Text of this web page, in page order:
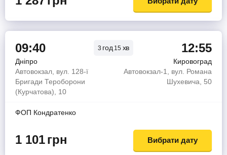
09:40 3 год15 хв 12:55
Дніпро
Кировоград
Автовокзал, вул. 128-ї
Бригади Тероборони
(Курчатова), 10
Автовокзал-1, вул. Романа
Шухевича, 50
ФОП Кондратенко
1 101грн Вибрати дату